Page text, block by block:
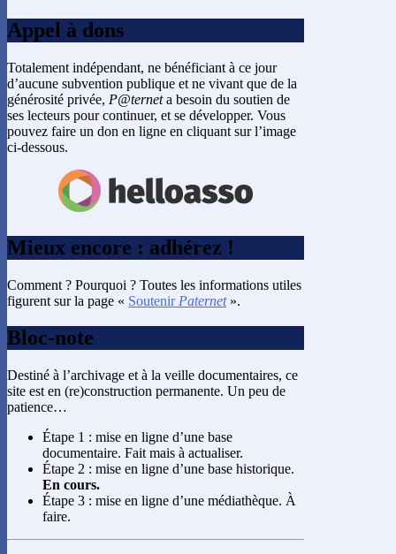
Appel à dons
Totalement indépendant, ne bénéficiant à ce jour
d’aucune subvention publique et ne vivant que de la
générosité privée, P@terneta besoin du soutien de
ses lecteurs pour continuer, et se développer. Vous
pouvez faire un don en ligne en cliquant sur l’image
ci-dessous.
Mieux encore : adhérez !
Comment ? Pourquoi ? Toutes les informations utiles
figurent sur la page « Soutenir Paternet».
Bloc-note
Destiné à l’archivage et à la veille documentaires, ce
site est en (re)construction permanente. Un peu de
patience…
Étape 1 : mise en ligne d’une base
documentaire. Fait mais à actualiser.
Étape 2 : mise en ligne d’une base historique.
En cours.
Étape 3 : mise en ligne d’une médiathèque. À
faire.